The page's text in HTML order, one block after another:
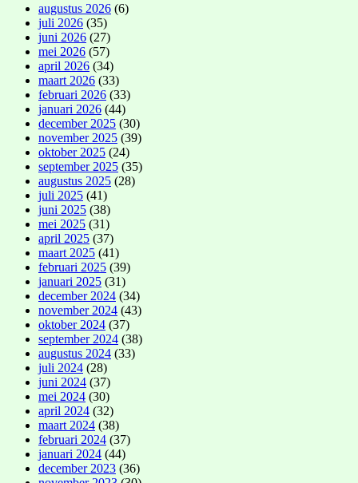
augustus 2026 (6)
juli 2026 (35)
juni 2026 (27)
mei 2026 (57)
april 2026 (34)
maart 2026 (33)
februari 2026 (33)
januari 2026 (44)
december 2025 (30)
november 2025 (39)
oktober 2025 (24)
september 2025 (35)
augustus 2025 (28)
juli 2025 (41)
juni 2025 (38)
mei 2025 (31)
april 2025 (37)
maart 2025 (41)
februari 2025 (39)
januari 2025 (31)
december 2024 (34)
november 2024 (43)
oktober 2024 (37)
september 2024 (38)
augustus 2024 (33)
juli 2024 (28)
juni 2024 (37)
mei 2024 (30)
april 2024 (32)
maart 2024 (38)
februari 2024 (37)
januari 2024 (44)
december 2023 (36)